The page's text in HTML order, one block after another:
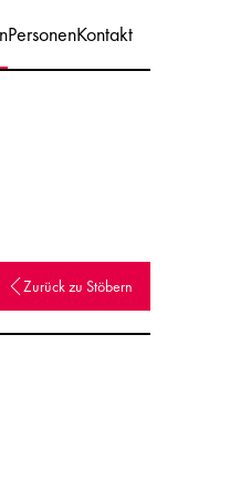
PersonenKontakt
Zurück zu Stöbern